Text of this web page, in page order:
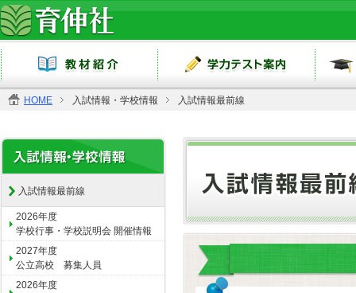
HOME 入試情報・学校情報 入試情報最前線
入試情報最前線
2026年度
学校行事・学校説明会 開催情報
2027年度
公立高校 募集人員
2026年度